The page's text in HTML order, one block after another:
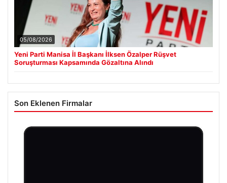
05/08/2026
Yeni Parti Manisa İl Başkanı İlksen Özalper Rüşvet
Soruşturması Kapsamında Gözaltına Alındı
Son Eklenen Firmalar